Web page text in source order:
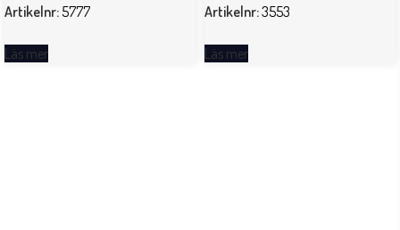
Artikelnr: 5777
Läs mer
Artikelnr:3553
Läs mer